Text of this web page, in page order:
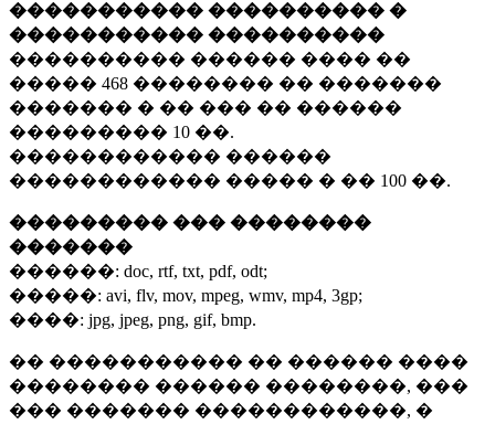
����������� ���������� �
����������� ����������
���������� ������ ���� ��
����� 468 �������� �� �������
������� � �� ��� �� ������
��������� 10 ��.
������������ ������
������������ ����� � �� 100 ��.
��������� ��� ��������
�������
������: doc, rtf, txt, pdf, odt;
�����: avi, flv, mov, mpeg, wmv, mp4, 3gp;
����: jpg, jpeg, png, gif, bmp.
�� ����������� �� ������ ����
�������� ������ ��������, ���
��� ������� ������������, �